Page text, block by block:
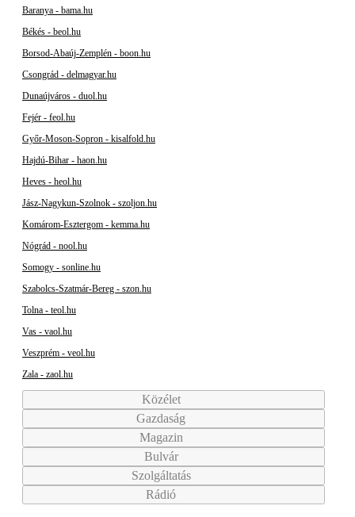
Baranya - bama.hu
Békés - beol.hu
Borsod-Abaúj-Zemplén - boon.hu
Csongrád - delmagyar.hu
Dunaújváros - duol.hu
Fejér - feol.hu
Győr-Moson-Sopron - kisalfold.hu
Hajdú-Bihar - haon.hu
Heves - heol.hu
Jász-Nagykun-Szolnok - szoljon.hu
Komárom-Esztergom - kemma.hu
Nógrád - nool.hu
Somogy - sonline.hu
Szabolcs-Szatmár-Bereg - szon.hu
Tolna - teol.hu
Vas - vaol.hu
Veszprém - veol.hu
Zala - zaol.hu
Közélet
Gazdaság
Magazin
Bulvár
Szolgáltatás
Rádió